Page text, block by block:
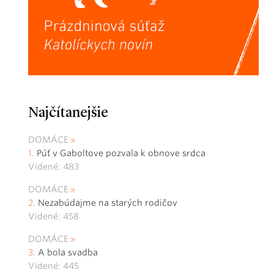
Najčítanejšie
DOMÁCE
Púť v Gaboltove pozvala k obnove srdca
Videné: 483
DOMÁCE
Nezabúdajme na starých rodičov
Videné: 458
DOMÁCE
A bola svadba
Videné: 445